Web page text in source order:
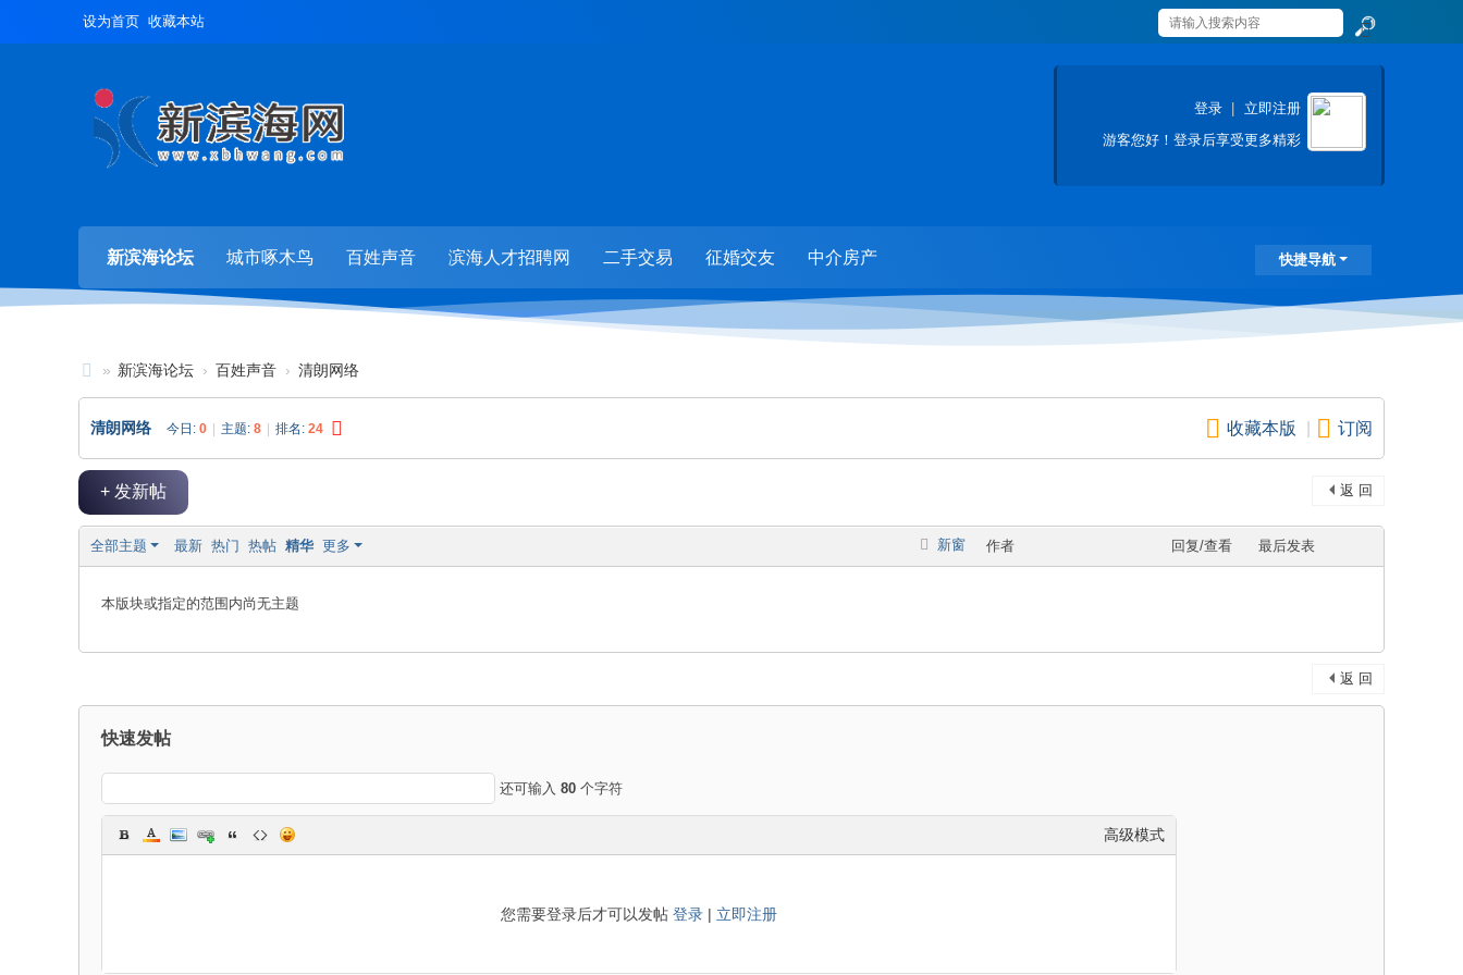
设为首页 收藏本站
索
登录
立即注册
游客您好！登录后享受更多精彩
快捷导航
新滨海论坛 城市啄木鸟 百姓声音 滨海人才招聘网 二手交易 征婚交友 中介房产
新
滨
海
坛
海
» 新滨海论坛 › 百姓声音 › 清朗网络
收藏本版 订阅
清朗网络 今日: 0 主题: 8 排名: 24
返 回
+ 发新帖
新窗
全部主题 最新 热门 热帖 精华 更多 作者 回复/查看 最后发表
本版块或指定的范围内尚无主题
返 回
快速发帖
还可输入 80 个字符
高级模式
您需要登录后才可以发帖 登录 | 立即注册